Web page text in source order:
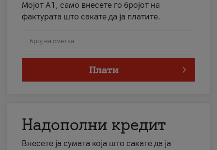
Мојот А1, само внесете го бројот на
фактурата што сакате да ја платите.
Број на сметка
Плати
Надополни кредит
Внесете ја сумата која што сакате да ја